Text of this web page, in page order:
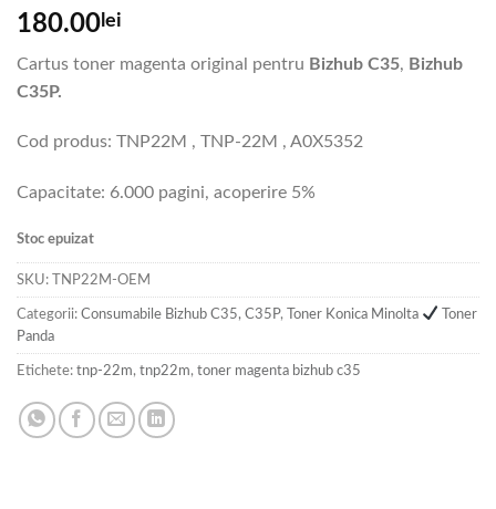
180.00 lei
Cartus toner magenta original pentru Bizhub C35, Bizhub
C35P.
Cod produs: TNP22M , TNP-22M , A0X5352
Capacitate: 6.000 pagini, acoperire 5%
Stoc epuizat
SKU: TNP22M-OEM
Categorii: Consumabile Bizhub C35, C35P, Toner Konica Minolta
Toner
Panda
Etichete: tnp-22m, tnp22m, toner magenta bizhub c35